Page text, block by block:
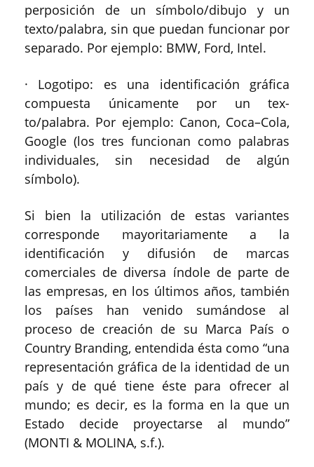
perposición de un símbolo/dibujo y un
texto/palabra, sin que puedan funcionar por
separado. Por ejemplo: BMW, Ford, Intel.
· Logotipo: es una identificación gráfica
compuesta únicamente por un tex-
to/palabra. Por ejemplo: Canon, Coca–Cola,
Google (los tres funcionan como palabras
individuales, sin necesidad de algún
símbolo).
Si bien la utilización de estas variantes
corresponde mayoritariamente a la
identificación y difusión de marcas
comerciales de diversa índole de parte de
las empresas, en los últimos años, también
los países han venido sumándose al
proceso de creación de su Marca País o
Country Branding, entendida ésta como “una
representación gráfica de la identidad de un
país y de qué tiene éste para ofrecer al
mundo; es decir, es la forma en la que un
Estado decide proyectarse al mundo”
(MONTI & MOLINA, s.f.).